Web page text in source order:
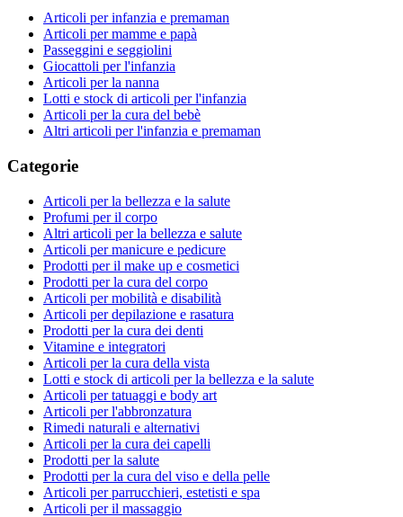
Articoli per infanzia e premaman
Articoli per mamme e papà
Passeggini e seggiolini
Giocattoli per l'infanzia
Articoli per la nanna
Lotti e stock di articoli per l'infanzia
Articoli per la cura del bebè
Altri articoli per l'infanzia e premaman
Categorie
Articoli per la bellezza e la salute
Profumi per il corpo
Altri articoli per la bellezza e salute
Articoli per manicure e pedicure
Prodotti per il make up e cosmetici
Prodotti per la cura del corpo
Articoli per mobilità e disabilità
Articoli per depilazione e rasatura
Prodotti per la cura dei denti
Vitamine e integratori
Articoli per la cura della vista
Lotti e stock di articoli per la bellezza e la salute
Articoli per tatuaggi e body art
Articoli per l'abbronzatura
Rimedi naturali e alternativi
Articoli per la cura dei capelli
Prodotti per la salute
Prodotti per la cura del viso e della pelle
Articoli per parrucchieri, estetisti e spa
Articoli per il massaggio